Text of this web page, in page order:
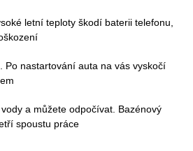
letní teploty škodí baterii telefonu,
Po nastartování auta na vás vyskočí
a můžete odpočívat. Bazénový
spoustu práce